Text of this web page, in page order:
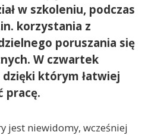
w szkoleniu, podczas
korzystania z
poruszania się
W czwartek
którym łatwiej
pracę.
jest niewidomy, wcześniej